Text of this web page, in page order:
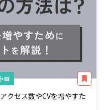
BI
クセス数やCVを増やすた